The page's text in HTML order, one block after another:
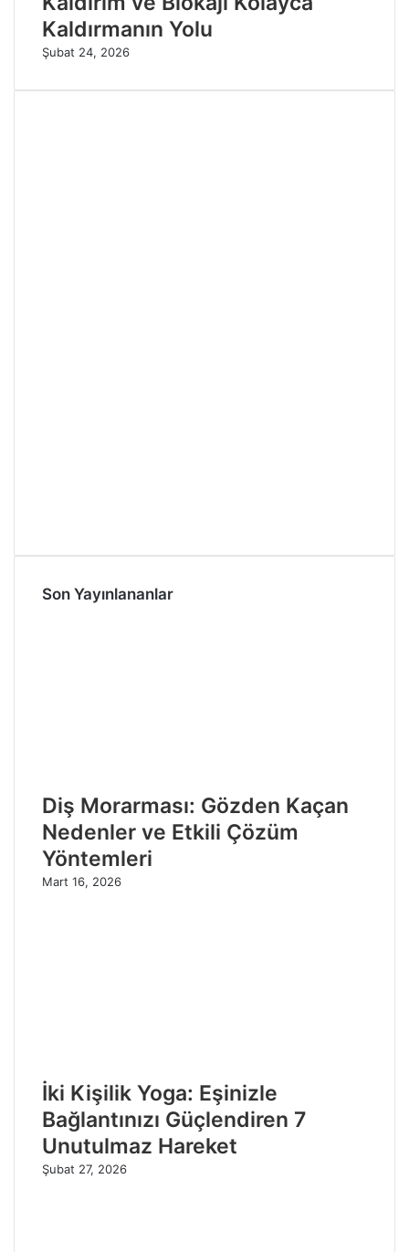
Kaldırmanın Yolu
Şubat 24, 2026
Son Yayınlananlar
Diş Morarması: Gözden Kaçan
Nedenler ve Etkili Çözüm
Yöntemleri
Mart 16, 2026
İki Kişilik Yoga: Eşinizle
Bağlantınızı Güçlendiren 7
Unutulmaz Hareket
Şubat 27, 2026